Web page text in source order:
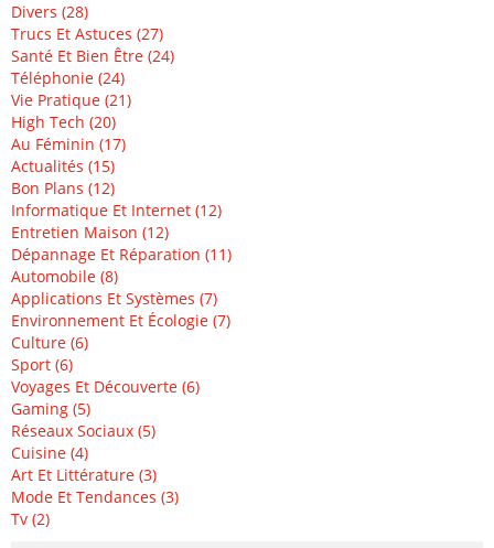
Divers (28)
Trucs Et Astuces (27)
Santé Et Bien Être (24)
Téléphonie (24)
Vie Pratique (21)
High Tech (20)
Au Féminin (17)
Actualités (15)
Bon Plans (12)
Informatique Et Internet (12)
Entretien Maison (12)
Dépannage Et Réparation (11)
Automobile (8)
Applications Et Systèmes (7)
Environnement Et Écologie (7)
Culture (6)
Sport (6)
Voyages Et Découverte (6)
Gaming (5)
Réseaux Sociaux (5)
Cuisine (4)
Art Et Littérature (3)
Mode Et Tendances (3)
Tv (2)